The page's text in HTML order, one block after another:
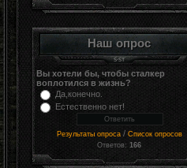
Наш опрос
Вы хотели бы, чтобы сталкер
воплотился в жизнь?
Да,конечно.
Естественно нет!
Результаты опроса / Список опросов
Ответов:166